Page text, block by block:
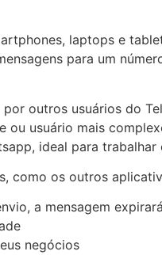
laptops e
para um
outros usuários do
usuário mais
ideal para
como os outros
a mensagem
negócios